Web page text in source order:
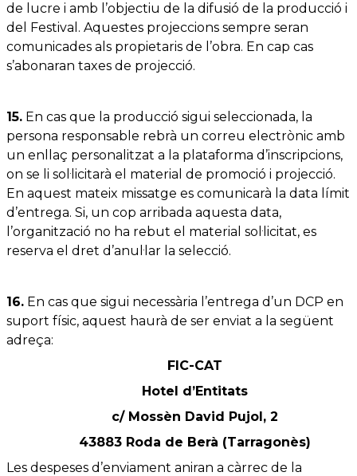
de lucre i amb l’objectiu de la difusió de la producció i
del Festival. Aquestes projeccions sempre seran
comunicades als propietaris de l’obra. En cap cas
s’abonaran taxes de projecció.
15. En cas que la producció sigui seleccionada, la
persona responsable rebrà un correu electrònic amb
un enllaç personalitzat a la plataforma d’inscripcions,
on se li sol·licitarà el material de promoció i projecció.
En aquest mateix missatge es comunicarà la data límit
d’entrega. Si, un cop arribada aquesta data,
l’organització no ha rebut el material sol·licitat, es
reserva el dret d’anul·lar la selecció.
16. En cas que sigui necessària l’entrega d’un DCP en
suport físic, aquest haurà de ser enviat a la següent
adreça:
FIC-CAT
Hotel d’Entitats
c/ Mossèn David Pujol, 2
43883 Roda de Berà (Tarragonès)
Les despeses d’enviament aniran a càrrec de la